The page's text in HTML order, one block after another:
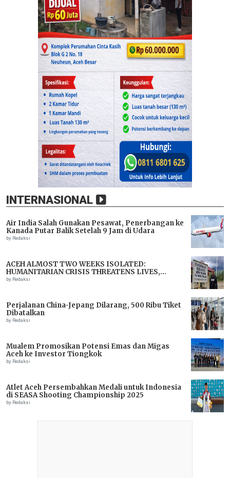
INTERNASIONAL
Air India Salah Gunakan Pesawat, Penerbangan ke
Kanada Putar Balik Setelah 9 Jam di Udara
by Redaksi
ACEH ALMOST TWO WEEKS ISOLATED:
HUMANITARIAN CRISIS THREATENS LIVES,
IMMEDIATE ASSISTANCE URGENTLY NEEDED
by Redaksi
Perjalanan China-Jepang Dilarang, 500 Ribu Tiket
Dibatalkan
by Redaksi
Mualem Promosikan Potensi Emas dan Migas
Aceh ke Investor Tiongkok
by Redaksi
Atlet Aceh Persembahkan Medali untuk Indonesia
di SEASA Shooting Championship 2025
by Redaksi